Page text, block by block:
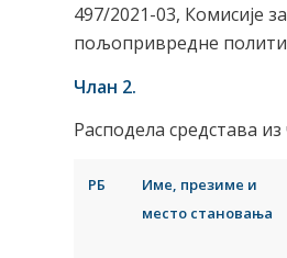
497/2021-03, Комисије
пољопривредне
Члан 2.
Расподела средстава
РБ
Име, презиме и
место становања